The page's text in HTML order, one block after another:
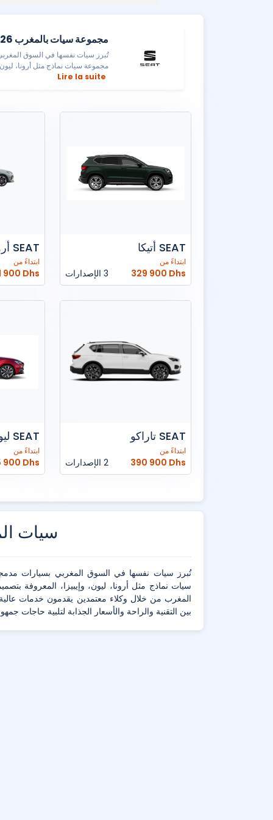
مجموعة سيات بالمغرب 2026: أسعار الموديلات الجديدة
تُبرز سيات نفسها في السوق المغربي
مجموعة سيات نماذج مثل أرونا،
Lire la suite
SEAT أتيكا
ابتداءً من
329 900 Dhs 3 الإصدارات
SEAT أرونا
ابتداءً من
900 Dhs
SEAT تاراكو
ابتداءً من
390 900 Dhs 2 الإصدارات
SEAT ليون
ابتداءً من
900 Dhs
سيات
تُبرز سيات نفسها في السوق المغربي بسيارات
سيات نماذج مثل أرونا، ليون، وإيبيزا، المعروفة
المغرب من خلال وكلاء معتمدين يقدمون خدمات
بين التقنية والراحة والأسعار الجذابة لتلبية